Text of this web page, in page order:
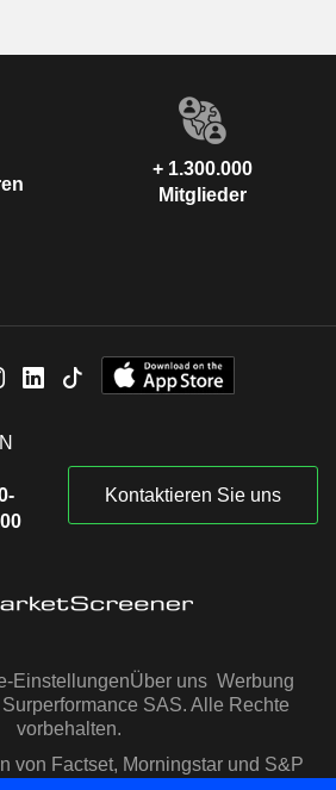
+ 1.300.000
Mitglieder
Kontaktieren Sie uns
EinstellungenÜber uns Werbung
SAS. Alle Rechte
vorbehalten.
von Factset, Morningstar und S&P